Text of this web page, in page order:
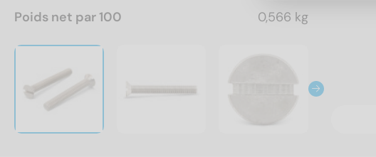
Poids net par 100
0,566 kg